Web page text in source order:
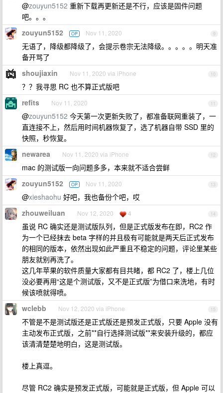
@zouyun5152 重新下载再更新还是不行，应该是固件问题
吧。。。
9
zouyun5152 OP Nov 11, 2020
无语了，降级都降级了，会提示卷宗无法降级。。。。。明天准
备开骂了
10
shoujiaxin Nov 11, 2020 via iPhone
？？我寻思 RC 也不算正式版吧
11
refits Nov 11, 2020
@zouyun5152 今天第一次更新失败了，都准备联网重装了，一
直连接不上，然后用时间机器恢复了，选了机器自带 SSD 里的
快照，秒恢复。
12
newarea Nov 11, 2020 via iPhone
mac 的测试版一向问题多多，本来就不适合尝鲜
13
zouyun5152 OP Nov 11, 2020
@xieshaohu 好吧，我也备份个吧，哎
14
zhouweiluan Nov 12, 2020 4
虽说 RC 确实还是测试版队列，但是正式版发布在即，RC2 作
为一个已经抹去 beta 字样的并且极有可能就是两天后正式发布
的相同的版本，依然出现如此严重且不稳定的问题，评论里某些
朋友就别再洗了。
这几年苹果的软件质量大家都有目共睹，都 RC2 了，楼上几位
没必要再用“这是个测试版，又不是正式版”为借口来洗地，有时
候该喷就得喷。
15
wclebb Nov 12, 2020 via iPhone
不管是不是测试版还是正式版还是预发正式版，只要 Apple 没有
主动发布正式版，之前**自行选择测试版**来安装升级的，都应
该清清楚楚地明白，这是测试版。
楼上真逗。
尽管 RC2 确实是预发正式版，可能就是正式版，但 Apple 可以